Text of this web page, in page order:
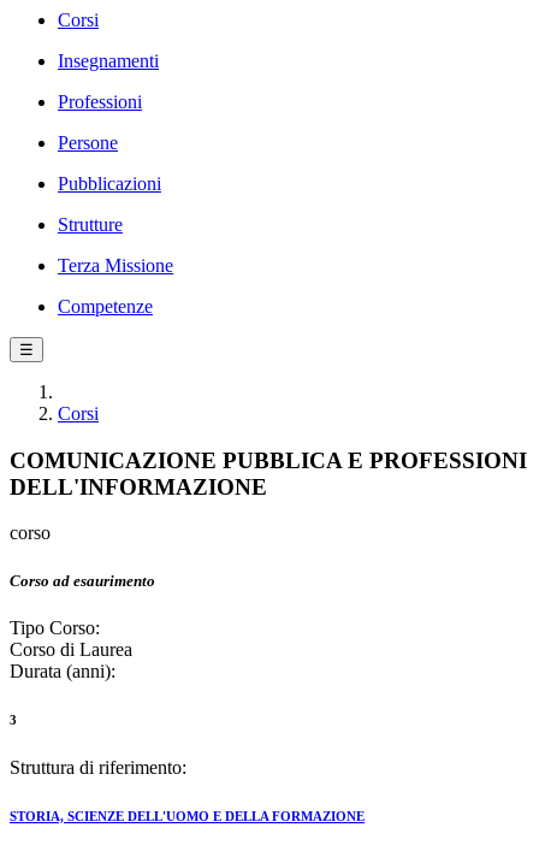
Corsi
Insegnamenti
Professioni
Persone
Pubblicazioni
Strutture
Terza Missione
Competenze
☰
Corsi
COMUNICAZIONE PUBBLICA E PROFESSIONI
DELL'INFORMAZIONE
corso
Corso ad esaurimento
Tipo Corso:
Corso di Laurea
Durata (anni):
3
Struttura di riferimento:
STORIA, SCIENZE DELL'UOMO E DELLA FORMAZIONE